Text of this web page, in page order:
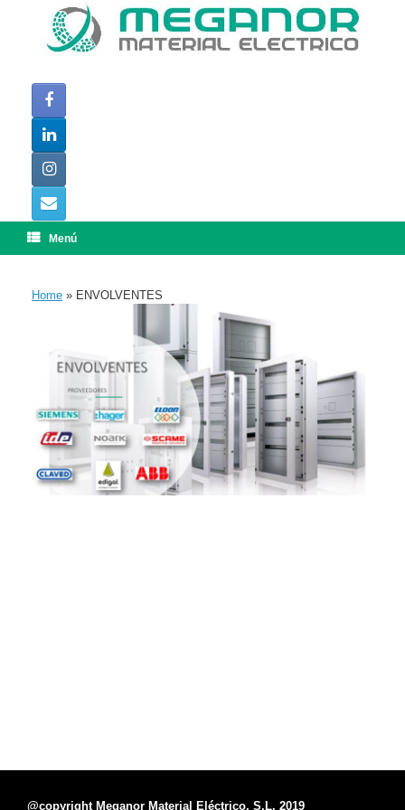
contenido
Menú
Home » ENVOLVENTES
@copyright Meganor Material Eléctrico, S.L. 2019